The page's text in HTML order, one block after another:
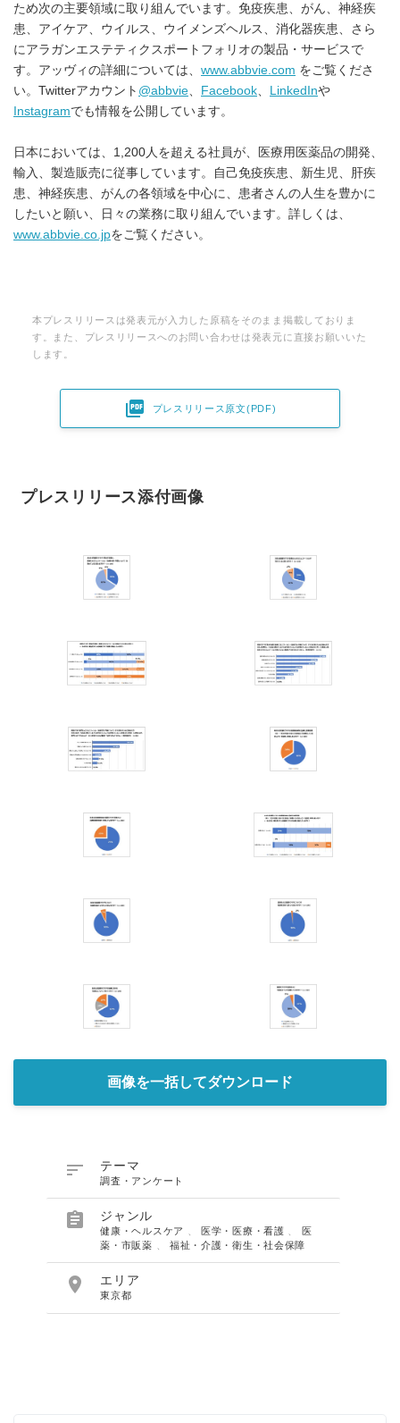
ため次の主要領域に取り組んでいます。免疫疾患、がん、神経疾
患、アイケア、ウイルス、ウイメンズヘルス、消化器疾患、さら
にアラガンエステティクスポートフォリオの製品・サービスで
す。アッヴィの詳細については、 www.abbvie.com をご覧くださ
い。Twitterアカウント @abbvie Facebook LinkedInや
Instagramでも情報を公開しています。
日本においては、1,200人を超える社員が、医療用医薬品の開発、
輸入、製造販売に従事しています。自己免疫疾患、新生児、肝疾
患、神経疾患、がんの各領域を中心に、患者さんの人生を豊かに
したいと願い、日々の業務に取り組んでいます。詳しくは、
www.abbvie.co.jpをご覧ください。
本プレスリリースは発表元が入力した原稿をそのまま掲載しておりま
す。また、プレスリリースへのお問い合わせは発表元に直接お願いいた
します。
 プレスリリース原文(PDF)
プレスリリース添付画像
画像を一括してダウンロード
 テーマ
調査・アンケート
 ジャンル
健康・ヘルスケア 、医学・医療・看護
医
薬・市販薬
福祉・介護・衛生・社会保障
 エリア
東京都